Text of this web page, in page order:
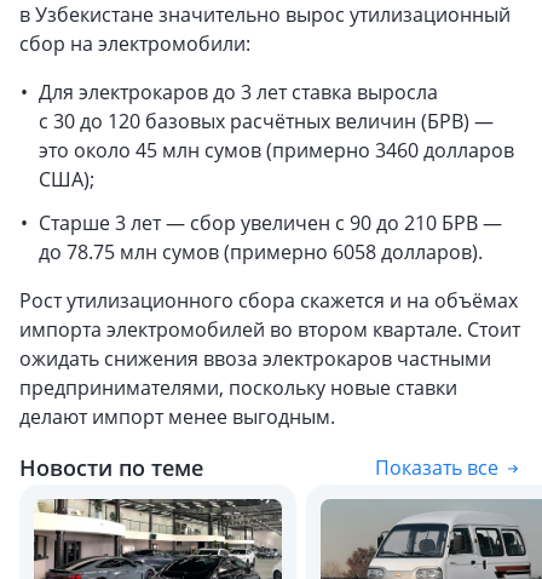
в Узбекистане значительно вырос утилизационный
сбор на электромобили:
Для электрокаров до 3 лет ставка выросла
с 30 до 120 базовых расчётных величин (БРВ) —
это около 45 млн сумов (примерно 3460 долларов
США);
Старше 3 лет — сбор увеличен с 90 до 210 БРВ —
до 78.75 млн сумов (примерно 6058 долларов).
Рост утилизационного сбора скажется и на объёмах
импорта электромобилей во втором квартале. Стоит
ожидать снижения ввоза электрокаров частными
предпринимателями, поскольку новые ставки
делают импорт менее выгодным.
Новости по теме Показать все